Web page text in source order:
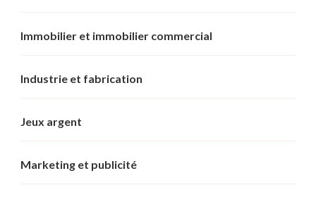
Immobilier et immobilier commercial
Industrie et fabrication
Jeux argent
Marketing et publicité